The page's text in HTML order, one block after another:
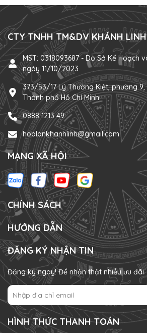
CTY TNHH TM&DV KHÁNH
MST: 0318093687 - Do Sở Kế Hoạch
ngày 11/10/2023
373/53/17 Lý Thường Kiệt, phường 9,
Thành phố Hồ Chí Minh
0888 1213 49
hoalankhanhlinh@gmail.com
MẠNG XÃ HỘI
CHÍNH SÁCH
HƯỚNG DẪN
ĐĂNG KÝ NHẬN TIN
Đăng ký ngay! Để nhận thật nhiều ưu đãi
HÌNH THỨC THANH TOÁN